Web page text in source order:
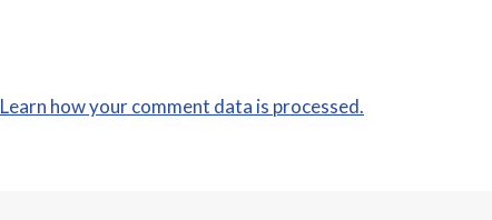
Learn how your comment data is processed.